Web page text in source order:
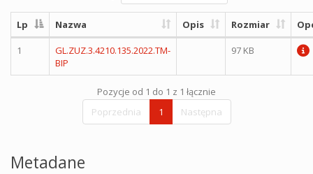
Lp Nazwa Opis Rozmiar
1
GL.ZUZ.3.4210.135.2022.TM-
BIP
97 KB
Pozycje od 1 do 1 z 1 łącznie
Poprzednia
1 Następna
Metadane